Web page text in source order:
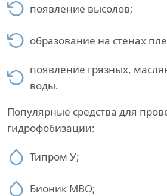
появление высолов;
образование на стенах
появление грязных,
воды.
Популярные средства для
гидрофобизации:
Типром У;
Бионик МВО;